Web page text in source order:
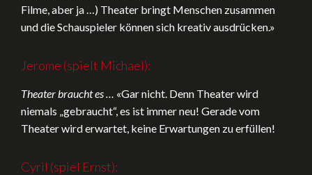
Filme, aber ja …) Theater bringt Menschen zusammen
und die Schauspieler können sich kreativ ausdrücken.»
Jerome (spielt Michael):
Theater braucht es …
«Gar nicht. Denn Theater wird
niemals „gebraucht“, es ist immer neu! Gerade vom
Theater wird erwartet, keine Erwartungen zu erfüllen!
Cyril (spiel Ernst):